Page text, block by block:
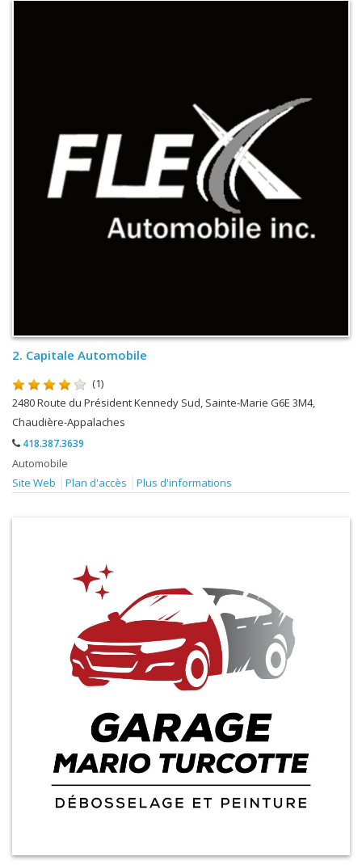
2. Capitale Automobile
(1)
2480 Route du Président Kennedy Sud, Sainte-Marie G6E 3M4,
Chaudière-Appalaches
418.387.3639
Automobile
Site Web
Plan d'accès Plus d'informations